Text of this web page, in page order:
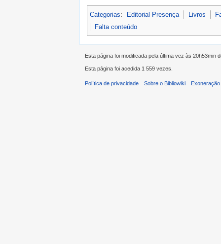
Categorias: Editorial Presença Livros
Falta conteúdo
Esta página foi modificada pela última vez às 20h53min
Esta página foi acedida 1 559 vezes.
Política de privacidade Sobre o Bibliowiki